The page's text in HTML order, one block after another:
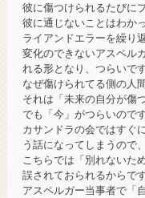
彼に傷つけられるたびに
彼に通じないことはわか
ライアンドエラーを繰り
変化のできないアスペル
れる形となり、つらいです
なぜ傷けられてる側の人
それは「未来の自分が傷
でも「今」がつらいのです
カサンドラの会ではすぐ
う話になってしまうので
こちらでは「別れないた
誤されておられるからです
アスペルガー当事者で「